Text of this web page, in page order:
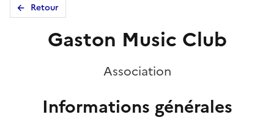
Retour
Gaston Music Club
Association
Informations générales